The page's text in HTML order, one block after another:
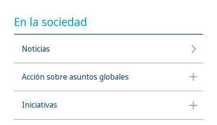
En la sociedad
Noticias
Acción sobre asuntos globales
Iniciativas